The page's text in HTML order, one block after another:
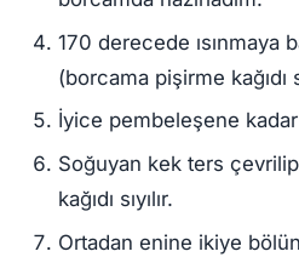
170 derecede ısınmaya
(borcama pişirme kağıdı
İyice pembeleşene
Soğuyan kek ters
kağıdı sıyılır.
Ortadan enine ikiye